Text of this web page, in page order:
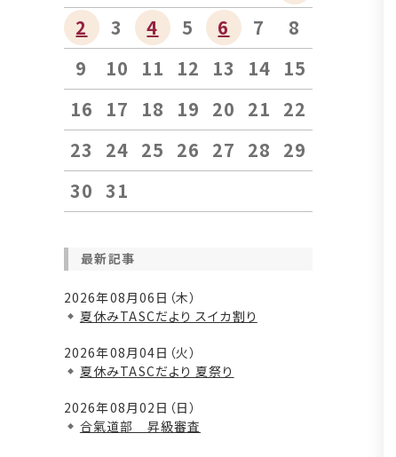
2
3 4 5 6 7
8
9
10 11 12 13 14 15
16
17 18 19 20 21 22
23
24 25 26 27 28 29
30 31
最新記事
2026年08月06日（木）
夏休みTASCだより スイカ割り
2026年08月04日（火）
夏休みTASCだより 夏祭り
2026年08月02日（日）
合氣道部 昇級審査